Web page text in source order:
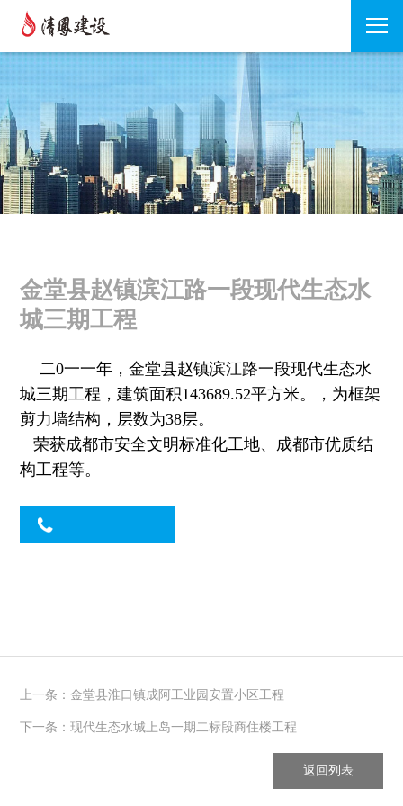
金堂县赵镇滨江路一段现代生态水
城三期工程
二0一一年，金堂县赵镇滨江路一段现代生态水
城三期工程，建筑面积143689.52平方米。
， 为框架
剪力墙结构，层数为38层。
荣获成都市安全文明标准化工地、成都市优质结
构工程等。
上一条：金堂县淮口镇成阿工业园安置小区工程
下一条：现代生态水城上岛一期二标段商住楼工程
返回列表